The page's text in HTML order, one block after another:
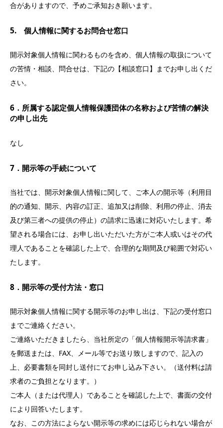
合がありますので、予めご承知おき願います。
5. 個人情報に関するお問合せ窓口
開示対象個人情報に関わるものを含め、個人情報の取扱について
の苦情・相談、問合せは、下記の【相談窓口】までお申し出くだ
さい。
6．所属する認定個人情報保護団体の名称および苦情の解決
の申し出先
なし
7．開示等の手続について
当社では、開示対象個人情報に関して、ご本人の開示等（利用目
的の通知、開示、内容の訂正、追加又は削除、利用の停止、消去
及び第三者への提供の停止）の請求に迅速に対応いたします。希
望される場合には、お申し出いただいた方がご本人或いはその代
理人であることを確認した上で、合理的な期間及び範囲で対応い
たします。
8．開示等の受付方法・窓口
開示対象個人情報に関する開示等のお申し出は、下記の受付窓口
までご連絡ください。
ご連絡いただきましたら、当社所定の「個人情報開示等請求書」
を郵送または、FAX、メール等でお送り致しますので、記入の
上、必要書類を同封し送付にてお申し込み下さい。（送付料は請
求者のご負担となります。）
ご本人（または代理人）であることを確認した上で、書面の交付
により回答いたします。
なお、この方法によらない開示等の求めには応じられない場合が